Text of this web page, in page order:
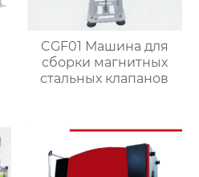
CGF01 Машина для
сборки магнитных
стальных клапанов